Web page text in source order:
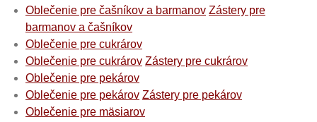
Oblečenie pre čašníkov a barmanov Zástery pre
barmanov a čašníkov
Oblečenie pre cukrárov
Oblečenie pre cukrárov Zástery pre cukrárov
Oblečenie pre pekárov
Oblečenie pre pekárov Zástery pre pekárov
Oblečenie pre mäsiarov